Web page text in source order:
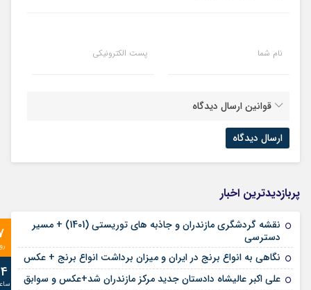
نام شما پست الکترونیکی
قوانین ارسال دیدگاه
پربازدیدترین اخبار
نقشه گردشگری مازندران و جاذبه های توریستی (1401) + مسیر
دسترسی
نگاهی به انواع برنج در ایران و میزان برداشت انواع برنج + عکس
علی‌ اکبر عالیشاه دادستان جدید مرکز مازندران شد+عکس و سوابق